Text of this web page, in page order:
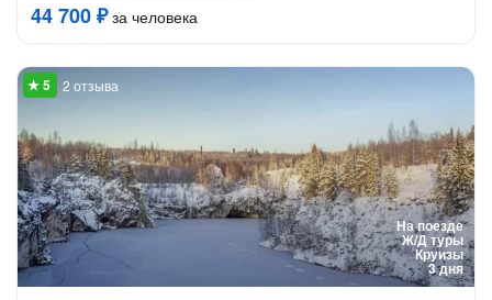
44 700 ₽за человека
На поезде
Ж/Д туры
Круизы
3 дня
2 отзыва